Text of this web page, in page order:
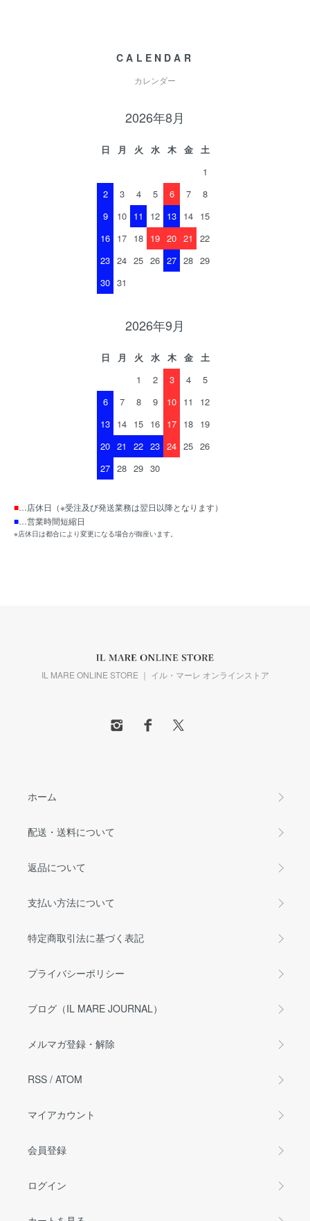
CALENDAR
カレンダー
2026年8月
日 月 火 水 木 金
土
1
2
3 4 5 6 7
8
9
10 11 12 13 14 15
16 17 18 19 20 21
22
23 24 25 26 27 28 29
30 31
2026年9月
日 月 火 水 木 金
土
1
2 3 4
5
6
7 8 9 10 11
12
13 14 15 16 17 18 19
20 21 22 23 24 25 26
27 28 29 30
■…店休日（※受注及び発送業務は翌日以降となります）
■…営業時間短縮日
※店休日は都合により変更になる場合が御座います。
IL MARE ONLINE STORE ｜ イル・マーレ オンラインストア
ホーム
配送・送料について
返品について
支払い方法について
特定商取引法に基づく表記
プライバシーポリシー
ブログ（IL MARE JOURNAL）
メルマガ登録・解除
RSS / ATOM
マイアカウント
会員登録
ログイン